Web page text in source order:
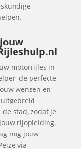
motorrijles in
de perfecte
wensen en
stad, zodat je
rijopleiding.
nog jouw
via